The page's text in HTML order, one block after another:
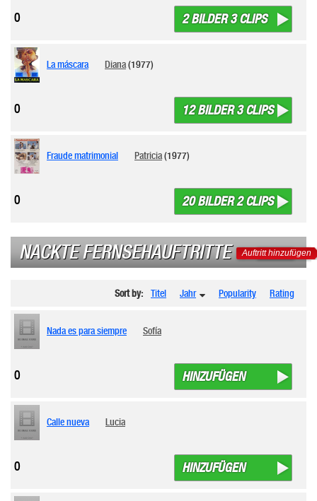
2 BILDER 3 CLIPS
0
La máscara Diana(1977)
12 BILDER 3 CLIPS
0
Fraude matrimonial Patricia(1977)
20 BILDER 2 CLIPS
0
NACKTE FERNSEHAUFTRITTE Auftritt hinzufügen
Sort by: Titel Jahr Popularity Rating
Nada es para siempre Sofía
HINZUFÜGEN
0
Calle nueva Lucia
HINZUFÜGEN
0